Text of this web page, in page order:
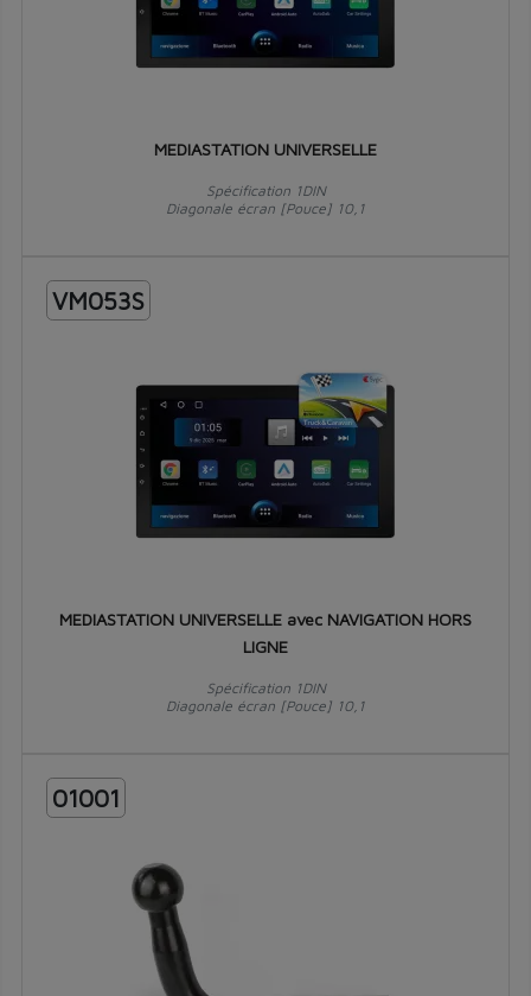
MEDIASTATION UNIVERSELLE
Spécification 1DIN
Diagonale écran [Pouce] 10,1
VM053S
MEDIASTATION UNIVERSELLE avec NAVIGATION HORS
LIGNE
Spécification 1DIN
Diagonale écran [Pouce] 10,1
01001